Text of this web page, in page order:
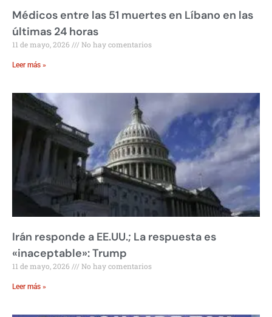
Médicos entre las 51 muertes en Líbano en las
últimas 24 horas
11 de mayo, 2026 No hay comentarios
Leer más »
Irán responde a EE.UU.; La respuesta es
«inaceptable»: Trump
11 de mayo, 2026 No hay comentarios
Leer más »